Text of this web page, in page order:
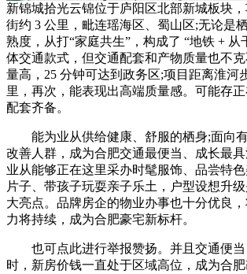
新锦城拾光云锦位于庐阳区北部新城板块
街约 3 公里，毗连瑶海区、蜀山区;无论是
熟度，从打“家庭共生”，构成了 “地铁 + 从
体交通款式，但交通配套和产物质量也不
量高，25 分钟可达到政务区;项目距离淮河
里，再次，能表现出高端质量感。可能存
配套齐备。
能为业从供给健康、舒服的栖身;面向
改善人群，成为合肥交通最便当、成长最具
业从能够正在这里采办时髦服饰、品尝特
片子、带孩子玩耍亲子乐土，户型设想升
大亮点。品牌房企的物业办事也十分优良
力将持续，成为合肥豪宅新标杆。
也可点此进行举报赞扬。并且交通便当
时，新房价钱一直处于区域高位，成为合